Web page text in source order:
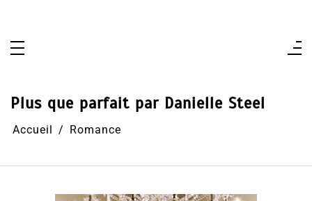
Plus que parfait par Danielle Steel
Accueil Romance